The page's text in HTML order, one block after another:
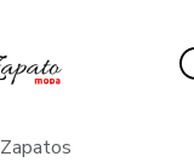
Zapatos